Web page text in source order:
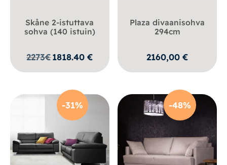
Skåne 2-istuttava
sohva (140 istuin)
2273€1818.40€
Plaza divaanisohva
294cm
2160,00€
-31% -48%